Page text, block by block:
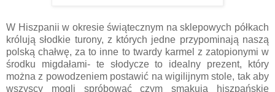
W Hiszpanii w okresie świątecznym na sklepowych półkach
królują słodkie turony, z których jedne przypominają naszą
polską chałwę, za to inne to twardy karmel z zatopionymi w
środku migdałami- te słodycze to idealny prezent, który
można z powodzeniem postawić na wigilijnym stole, tak aby
wszyscy mogli spróbować czym smakują hiszpańskie